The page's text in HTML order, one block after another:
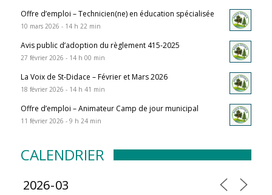
Offre d’emploi – Technicien(ne) en éducation spécialisée
10 mars 2026 - 14 h 22 min
Avis public d’adoption du règlement 415-2025
27 février 2026 - 14 h 00 min
La Voix de St-Didace – Février et Mars 2026
18 février 2026 - 14 h 41 min
Offre d’emploi – Animateur Camp de jour municipal
11 février 2026 - 9 h 24 min
CALENDRIER